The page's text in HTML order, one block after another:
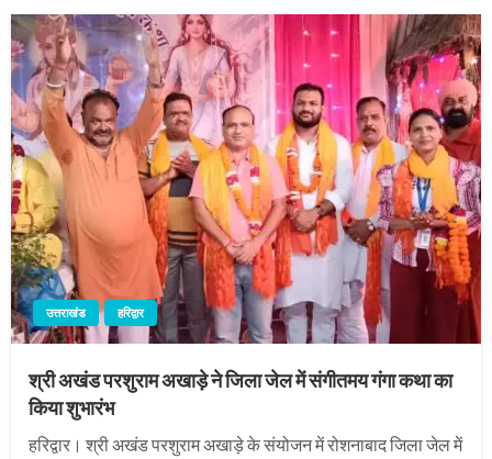
उत्तराखंड हरिद्वार
श्री अखंड परशुराम अखाड़े ने जिला जेल में संगीतमय गंगा कथा का
किया शुभारंभ
हरिद्वार। श्री अखंड परशुराम अखाड़े के संयोजन में रोशनाबाद जिला जेल में